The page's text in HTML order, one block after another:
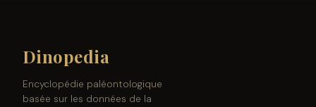
Dinopedia
Encyclopédie paléontologique
basée sur les données de la